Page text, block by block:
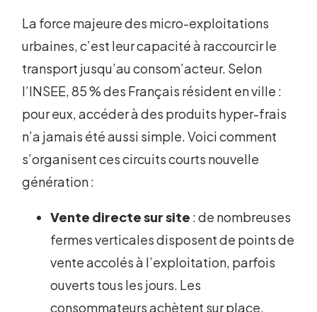
La force majeure des micro-exploitations
urbaines, c’est leur capacité à raccourcir le
transport jusqu’au consom’acteur. Selon
l’INSEE, 85 % des Français résident en ville :
pour eux, accéder à des produits hyper-frais
n’a jamais été aussi simple. Voici comment
s’organisent ces circuits courts nouvelle
génération :
Vente directe sur site : de nombreuses
fermes verticales disposent de points de
vente accolés à l’exploitation, parfois
ouverts tous les jours. Les
consommateurs achètent sur place,